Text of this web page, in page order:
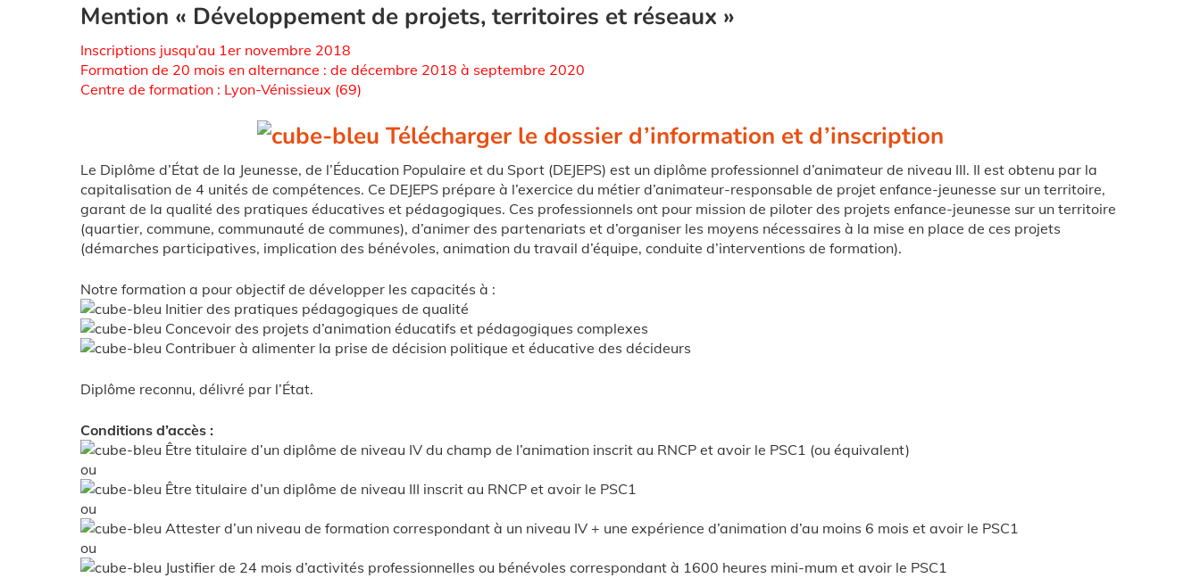
Mention « Développement de projets, territoires et réseaux »
Inscriptions jusqu’au 1er novembre 2018
Formation de 20 mois en alternance : de décembre 2018 à septembre 2020
Centre de formation : Lyon-Vénissieux (69)
Télécharger le dossier d’information et d’inscription
Le Diplôme d’État de la Jeunesse, de l’Éducation Populaire et du Sport (DEJEPS) est un diplôme professionnel d’animateur de niveau III. Il est obtenu par la
capitalisation de 4 unités de compétences. Ce DEJEPS prépare à l’exercice du métier d’animateur-responsable de projet enfance-jeunesse sur un territoire,
garant de la qualité des pratiques éducatives et pédagogiques. Ces professionnels ont pour mission de piloter des projets enfance-jeunesse sur un territoire
(quartier, commune, communauté de communes), d’animer des partenariats et d’organiser les moyens nécessaires à la mise en place de ces projets
(démarches participatives, implication des bénévoles, animation du travail d’équipe, conduite d’interventions de formation).
Notre formation a pour objectif de développer les capacités à :
Initier des pratiques pédagogiques de qualité
Concevoir des projets d’animation éducatifs et pédagogiques complexes
Contribuer à alimenter la prise de décision politique et éducative des décideurs
Diplôme reconnu, délivré par l’État.
Conditions d’accès :
Être titulaire d’un diplôme de niveau IV du champ de l’animation inscrit au RNCP et avoir le PSC1 (ou équivalent)
ou
Être titulaire d’un diplôme de niveau III inscrit au RNCP et avoir le PSC1
ou
Attester d’un niveau de formation correspondant à un niveau IV + une expérience d’animation d’au moins 6 mois et avoir le PSC1
ou
Justifier de 24 mois d’activités professionnelles ou bénévoles correspondant à 1600 heures mini-mum et avoir le PSC1